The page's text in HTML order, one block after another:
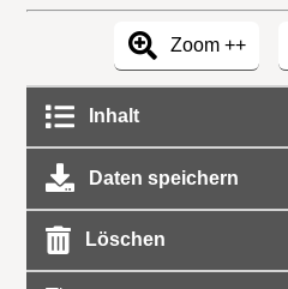
Zoom ++
Inhalt
Daten speichern
Löschen